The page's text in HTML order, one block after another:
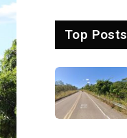
Top Posts